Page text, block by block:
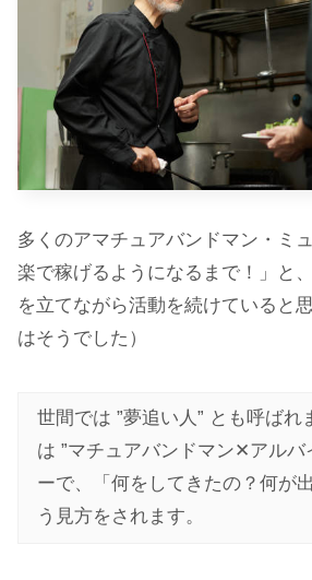
多くのアマチュアバンドマン・ミ
楽で稼げるようになるまで！」と
を立てながら活動を続けていると
はそうでした）
世間では ”夢追い人” とも呼ばれ
は ”マチュアバンドマン✕アルバ
ーで、「何をしてきたの？何が
う見方をされます。